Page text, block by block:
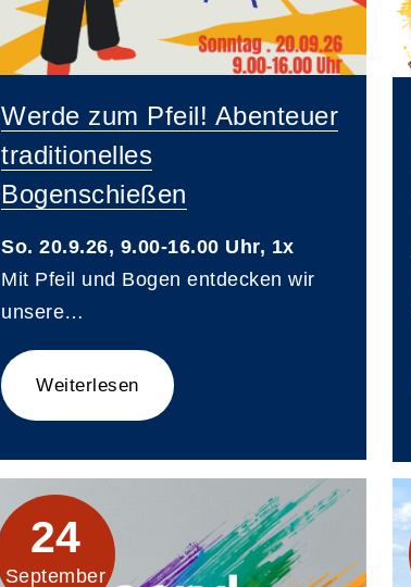
Werde zum Pfeil! Abenteuer
traditionelles
Bogenschießen
So. 20.9.26, 9.00-16.00 Uhr, 1x
Mit Pfeil und Bogen entdecken wir
unsere…
Weiterlesen
24
September